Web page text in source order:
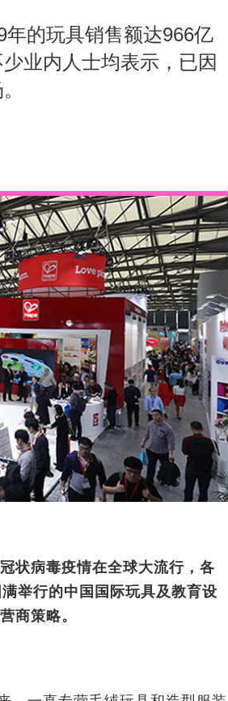
的玩具销售额达966亿
业内人士均表示，已因
状病毒疫情在全球大流行，各
举行的中国国际玩具及教育设
商策略。